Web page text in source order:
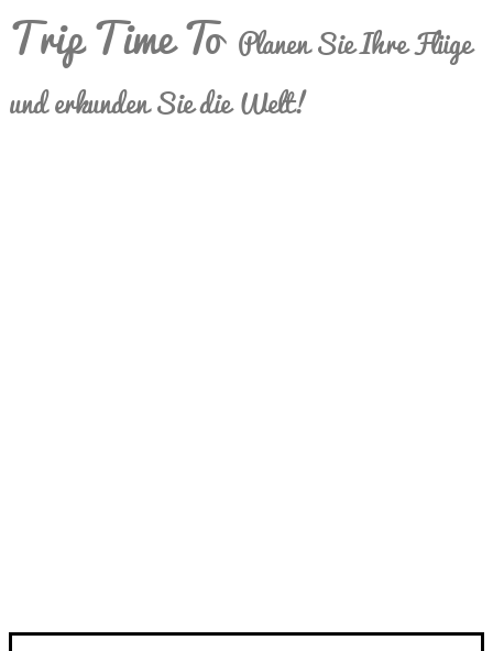
Trip Time To Planen Sie Ihre Flüge
und erkunden Sie die Welt!